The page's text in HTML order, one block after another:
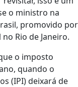
o ministro na
promovido por
Rio de Janeiro.
o imposto
quando o
(IPI) deixará de